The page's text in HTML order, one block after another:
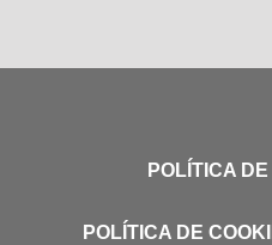
POLÍTICA
POLÍTICA DE